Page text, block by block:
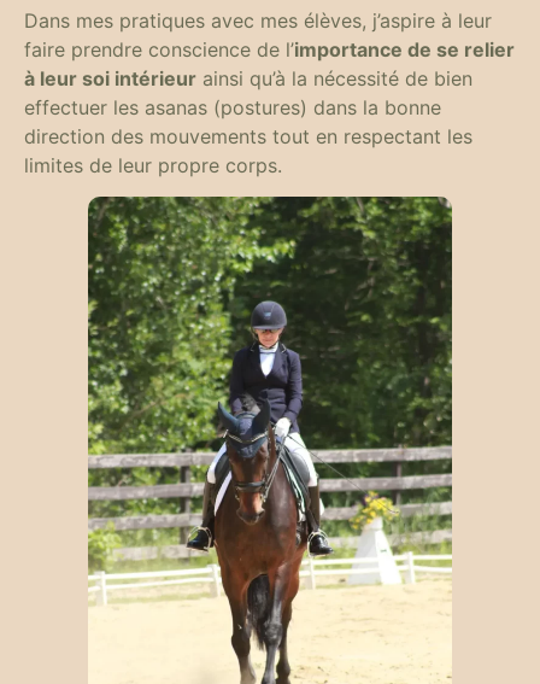
Dans mes pratiques avec mes élèves, j’aspire à leur
faire prendre conscience de l’importance de se relier
à leur soi intérieur ainsi qu’à la nécessité de bien
effectuer les asanas (postures) dans la bonne
direction des mouvements tout en respectant les
limites de leur propre corps.